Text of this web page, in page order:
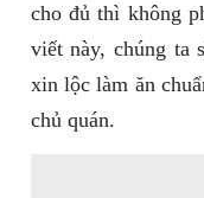
cho đủ thì không
viết này, chúng ta
xin lộc làm ăn
chủ quán.